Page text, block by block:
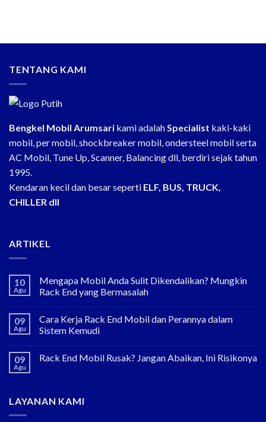
TENTANG KAMI
Bengkel Mobil Arumsari kami adalahSpecialist kaki-kaki
mobil, per mobil, shockbreaker mobil, ondersteel mobil serta
AC Mobil, Tune Up, Scanner, Balancing dll, berdiri sejak tahun
1995.
Kendaran kecil dan besar seperti ELF, BUS, TRUCK,
CHILLER dll
ARTIKEL
10
Agu
Mengapa Mobil Anda Sulit Dikendalikan? Mungkin
Rack End yang Bermasalah
09
Agu
Cara Kerja Rack End Mobil dan Perannya dalam
Sistem Kemudi
09
Agu
Rack End Mobil Rusak? Jangan Abaikan, Ini Risikonya
LAYANAN KAMI